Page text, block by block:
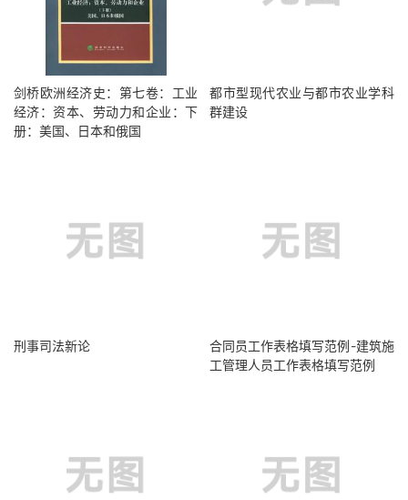
剑桥欧洲经济史：第七卷：工业
经济：资本、劳动力和企业：下
册：美国、日本和俄国
都市型现代农业与都市农业学科
群建设
刑事司法新论
合同员工作表格填写范例-建筑施
工管理人员工作表格填写范例